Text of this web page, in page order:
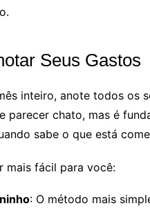
Seus Gastos
inteiro, anote todos os
parecer chato, mas é
sabe o que está
mais fácil para você:
: O método mais